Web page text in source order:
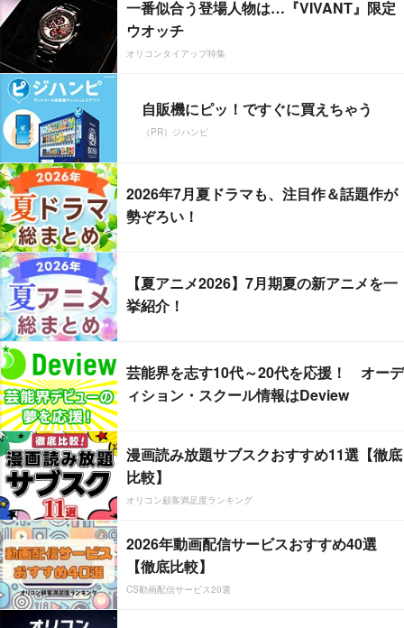
一番似合う登場人物は…『VIVANT』限定
ウオッチ
オリコンタイアップ特集
自販機にピッ！ですぐに買えちゃう
（PR）ジハンピ
2026年7月夏ドラマも、注目作＆話題作が
勢ぞろい！
【夏アニメ2026】7月期夏の新アニメを一
挙紹介！
芸能界を志す10代～20代を応援！ オーデ
ィション・スクール情報はDeview
漫画読み放題サブスクおすすめ11選【徹底
比較】
オリコン顧客満足度ランキング
2026年動画配信サービスおすすめ40選
【徹底比較】
CS動画配信サービス20選